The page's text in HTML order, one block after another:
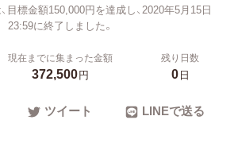
目標金額150,000円を達成し、2020年5月15日
23:59に終了しました。
現在までに集まった金額
372,500円
残り日数
0日
ツイート LINEで送る